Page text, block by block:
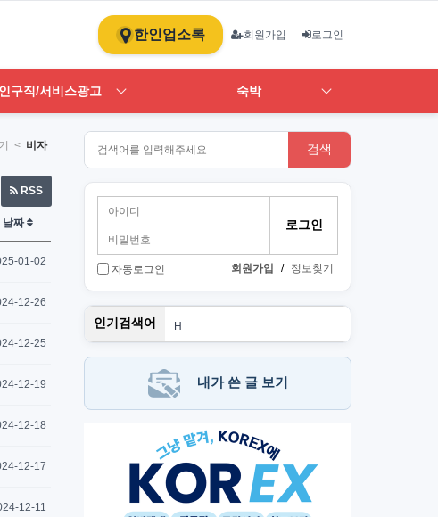
한인업소록 회원가입 로그인
구직/서비스광고 숙박
< 비자
RSS
날짜
01-02
12-26
12-25
12-19
12-18
12-17
12-11
검색
자동로그인 회원가입 / 정보찾기
인기검색어
H
1
PT
뉴몰
내가 쓴 글 보기